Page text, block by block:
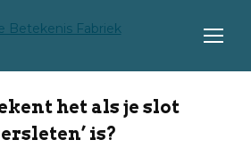
het als je slot
is?